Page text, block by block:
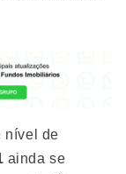
nível de
ainda se